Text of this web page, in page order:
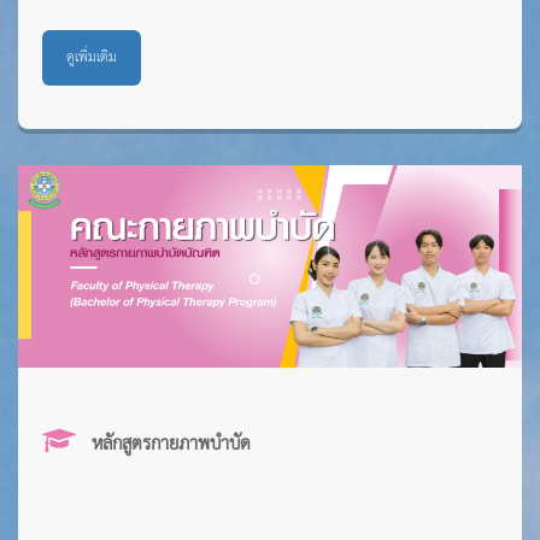
ดูเพิ่มเติม
หลักสูตรกายภาพบำบัด